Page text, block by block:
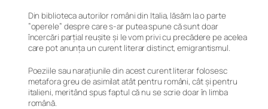
Din biblioteca autorilor români din Italia, lăsăm la o parte
”operele” despre care s-ar putea spune că sunt doar
încercări parțial reușite și le vom privi cu precădere pe acelea
care pot anunța un curent literar distinct,emigrantismul.
Poeziile sau narațiunile din acest curent literar folosesc
metafora greu de asimilat atât pentru români, cât și pentru
italieni, meritând spus faptul că nu se scrie doar în limba
română.